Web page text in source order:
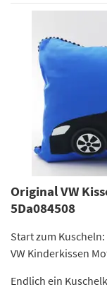
Original VW
5Da084508
Start zum Kuscheln:
VW Kinderkissen
Endlich ein